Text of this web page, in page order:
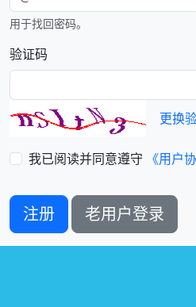
用于找回密码。
验证码
更换
我已阅读并同意遵守 《用户
注册 老用户登录